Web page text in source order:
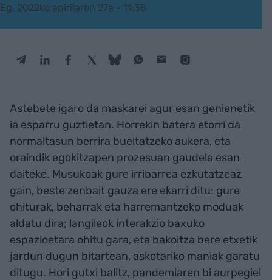
Eg. 2022ko apirilaren 27a - 11:38
Astebete igaro da maskarei agur esan genienetik
ia esparru guztietan. Horrekin batera etorri da
normaltasun berrira bueltatzeko aukera, eta
oraindik egokitzapen prozesuan gaudela esan
daiteke. Musukoak gure irribarrea ezkutatzeaz
gain, beste zenbait gauza ere ekarri ditu: gure
ohiturak, beharrak eta harremantzeko moduak
aldatu dira; langileok interakzio baxuko
espazioetara ohitu gara, eta bakoitza bere etxetik
jardun dugun bitartean, askotariko maniak garatu
ditugu. Hori gutxi balitz, pandemiaren bi aurpegiei